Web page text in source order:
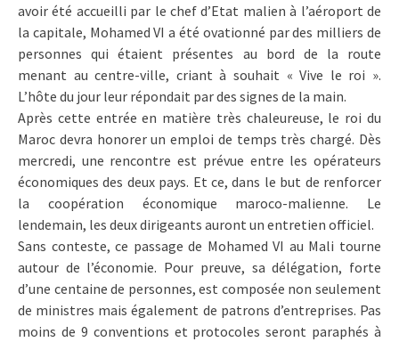
avoir été accueilli par le chef d’Etat malien à l’aéroport de
la capitale, Mohamed VI a été ovationné par des milliers de
personnes qui étaient présentes au bord de la route
menant au centre-ville, criant à souhait « Vive le roi ».
L’hôte du jour leur répondait par des signes de la main.
Après cette entrée en matière très chaleureuse, le roi du
Maroc devra honorer un emploi de temps très chargé. Dès
mercredi, une rencontre est prévue entre les opérateurs
économiques des deux pays. Et ce, dans le but de renforcer
la coopération économique maroco-malienne. Le
lendemain, les deux dirigeants auront un entretien officiel.
Sans conteste, ce passage de Mohamed VI au Mali tourne
autour de l’économie. Pour preuve, sa délégation, forte
d’une centaine de personnes, est composée non seulement
de ministres mais également de patrons d’entreprises. Pas
moins de 9 conventions et protocoles seront paraphés à